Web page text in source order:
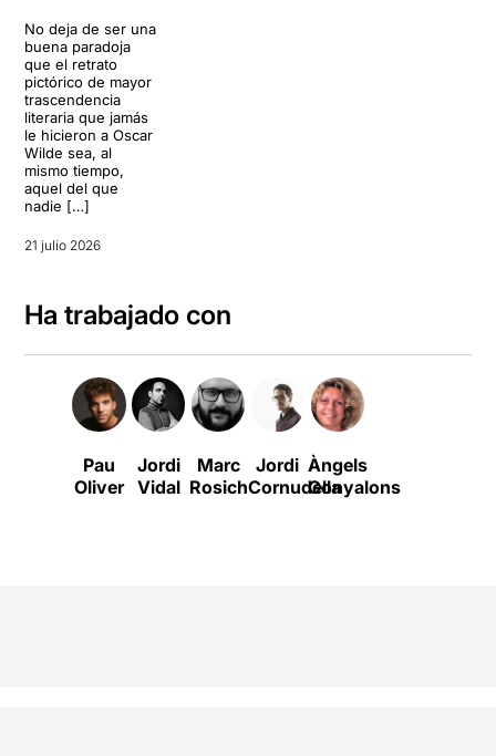
No deja de ser una
buena paradoja
que el retrato
pictórico de mayor
trascendencia
literaria que jamás
le hicieron a Oscar
Wilde sea, al
mismo tiempo,
aquel del que
nadie […]
21 julio 2026
Ha trabajado con
Pau
Oliver
Jordi
Vidal
Marc
Rosich
Jordi
Cornudella
Àngels
Gonyalons